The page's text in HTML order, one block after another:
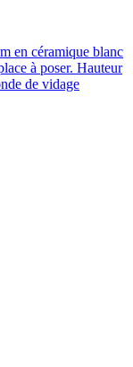
en céramique blanc
à poser. Hauteur
de vidage